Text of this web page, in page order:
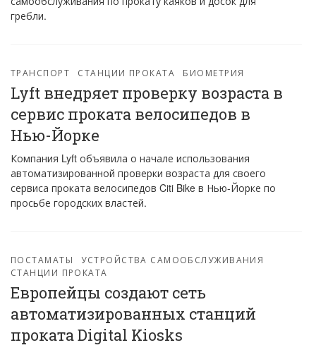
гребли.
ТРАНСПОРТ СТАНЦИИ ПРОКАТА БИОМЕТРИЯ
Lyft внедряет проверку возраста в
сервис проката велосипедов в
Нью-Йорке
Компания Lyft объявила о начале использования
автоматизированной проверки возраста для своего
сервиса проката велосипедов Citi Bike в Нью-Йорке по
просьбе городских властей.
ПОСТАМАТЫ
УСТРОЙСТВА САМООБСЛУЖИВАНИЯ
СТАНЦИИ ПРОКАТА
Европейцы создают сеть
автоматизированных станций
проката Digital Kiosks